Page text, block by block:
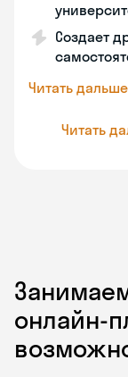
Создает
Читать дальше
Читать
онлайн-